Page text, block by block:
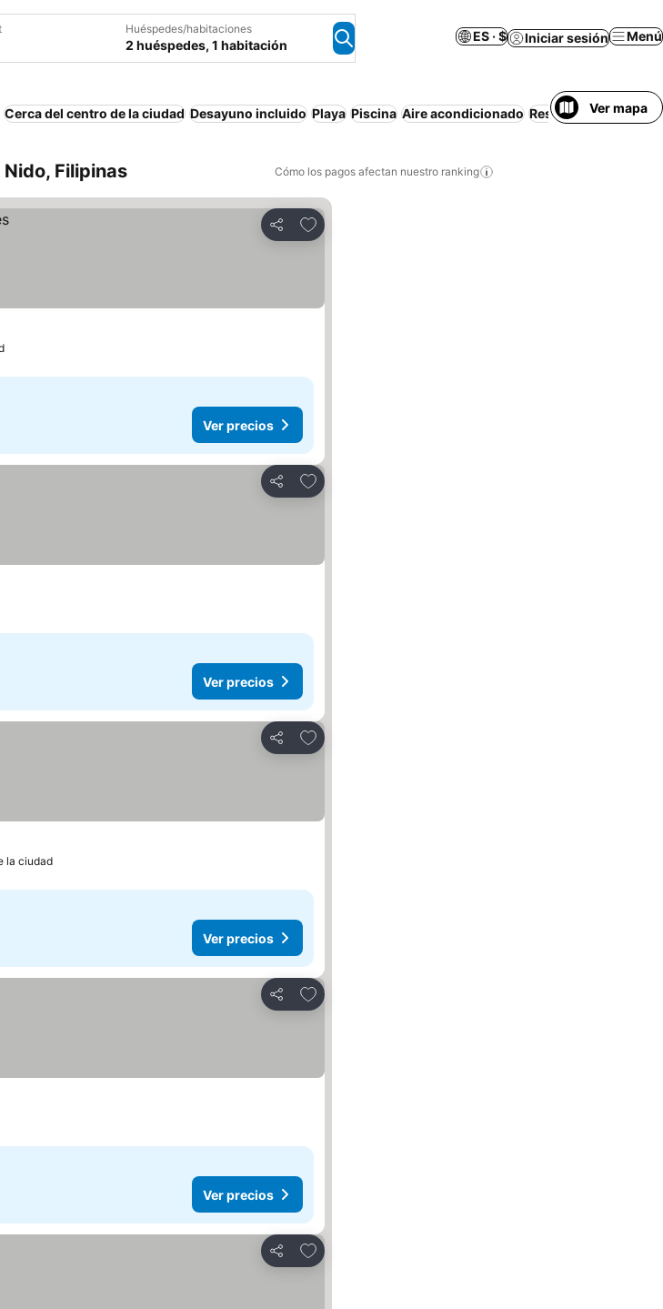
Huéspedes/habitaciones
2 huéspedes, 1 habitación
ES · $ Iniciar sesión Menú
Cerca del centro de la ciudad Desayuno incluido Playa Piscina Aire acondicionado Resort Cancelación
Ver mapa
Filipinas Cómo los pagos afectan nuestro ranking
Compartir
Agregar a favoritos
Ver precios
Compartir
Agregar a favoritos
Ver precios
Compartir
Agregar a favoritos
la ciudad
Ver precios
Compartir
Agregar a favoritos
Ver precios
Compartir
Agregar a favoritos